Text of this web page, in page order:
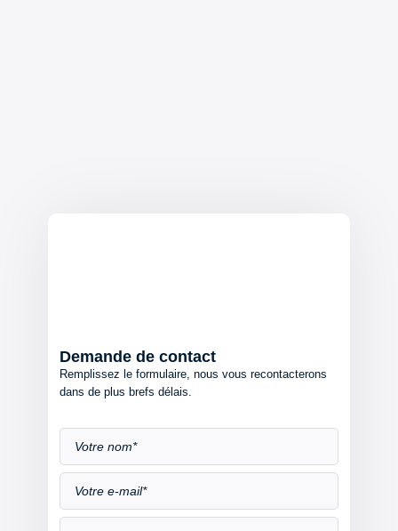
Demande de contact
Remplissez le formulaire, nous vous recontacterons
dans de plus brefs délais.